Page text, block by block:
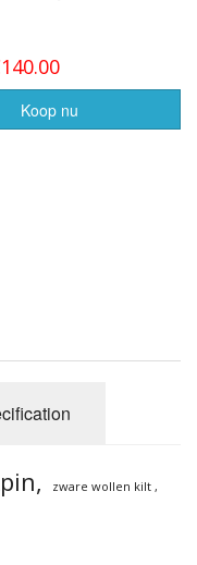
Koop nu
zware wollen kilt ,